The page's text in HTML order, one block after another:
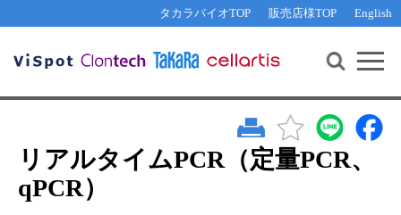
タカラバイオTOP 販売店様TOP English
機能解析・サイレンシング
核酸抽出・精製・標識
PCR・等温増幅
その他 ライセンスに関するご相談
遺伝子組換え生物該当製品
研究支援ツール
Cut-Site Navigator 制限酵素切断サイトの検索
抗体検索サイト
お問い合わせ WEB会員登録
リアルタイムPCR（定量PCR、
qPCR）